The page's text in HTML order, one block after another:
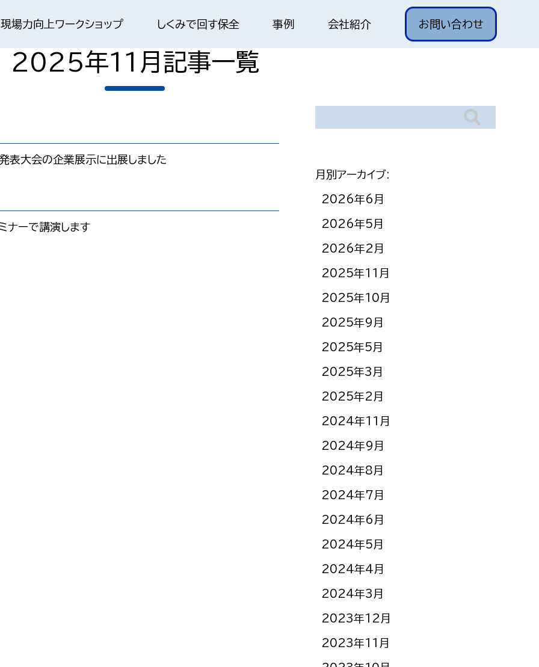
現場力向上ワークショップ しくみで回す保全 事例 会社紹介 お問い合わせ
2025年11月記事一覧
表大会の企業展示に出展しました
ナーで講演します
月別アーカイブ:
2026年6月
2026年5月
2026年2月
2025年11月
2025年10月
2025年9月
2025年5月
2025年3月
2025年2月
2024年11月
2024年9月
2024年8月
2024年7月
2024年6月
2024年5月
2024年4月
2024年3月
2023年12月
2023年11月